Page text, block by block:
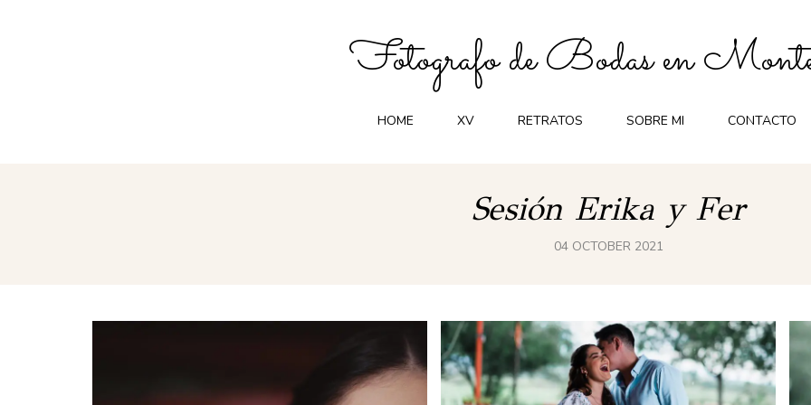
Fotografo de Bodas en
HOME XV RETRATOS SOBRE MI CONTACTO
Sesión Erika y Fer
04 OCTOBER 2021